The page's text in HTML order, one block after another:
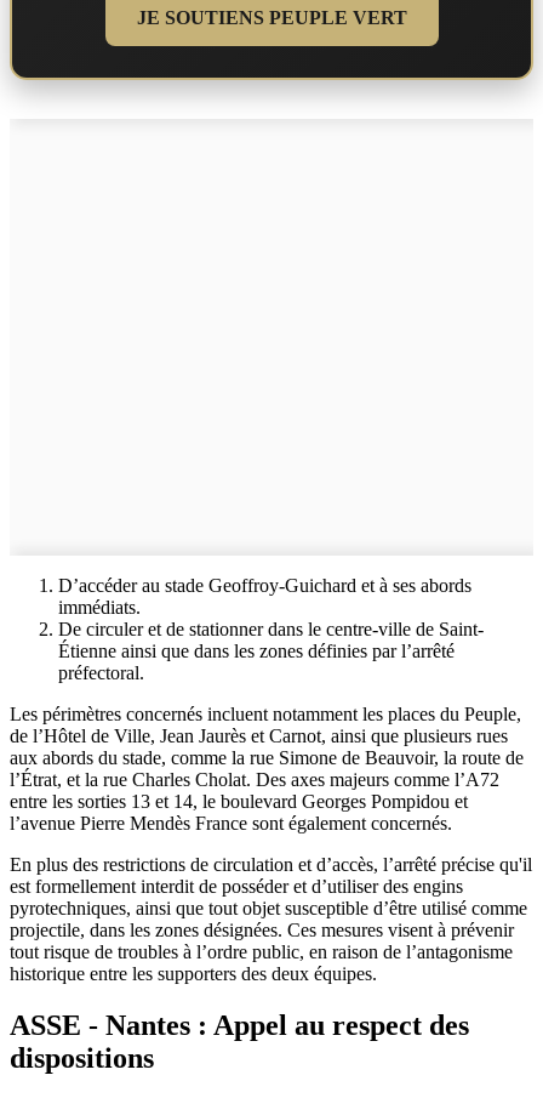
JE SOUTIENS PEUPLE VERT
D’accéder au stade Geoffroy-Guichard et à ses abords
immédiats.
De circuler et de stationner dans le centre-ville de Saint-
Étienne ainsi que dans les zones définies par l’arrêté
préfectoral.
Les périmètres concernés incluent notamment les places du Peuple,
de l’Hôtel de Ville, Jean Jaurès et Carnot, ainsi que plusieurs rues
aux abords du stade, comme la rue Simone de Beauvoir, la route de
l’Étrat, et la rue Charles Cholat. Des axes majeurs comme l’A72
entre les sorties 13 et 14, le boulevard Georges Pompidou et
l’avenue Pierre Mendès France sont également concernés.
En plus des restrictions de circulation et d’accès, l’arrêté précise qu'il
est formellement interdit de posséder et d’utiliser des engins
pyrotechniques, ainsi que tout objet susceptible d’être utilisé comme
projectile, dans les zones désignées. Ces mesures visent à prévenir
tout risque de troubles à l’ordre public, en raison de l’antagonisme
historique entre les supporters des deux équipes.
ASSE - Nantes : Appel au respect des
dispositions